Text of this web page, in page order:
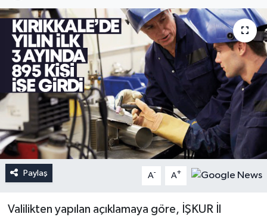
Paylaş A- A+
Valilikten yapılan açıklamaya göre, İŞKUR İl